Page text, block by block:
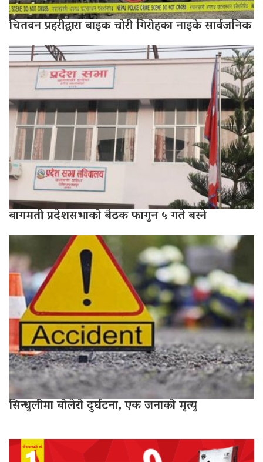
चितवन प्रहरीद्वारा बाइक चोरी गिरोहका नाइके सार्वजनिक
बागमती प्रदेशसभाको बैठक फागुन ५ गते बस्ने
सिन्धुलीमा बोलेरो दुर्घटना, एक जनाको मृत्यु